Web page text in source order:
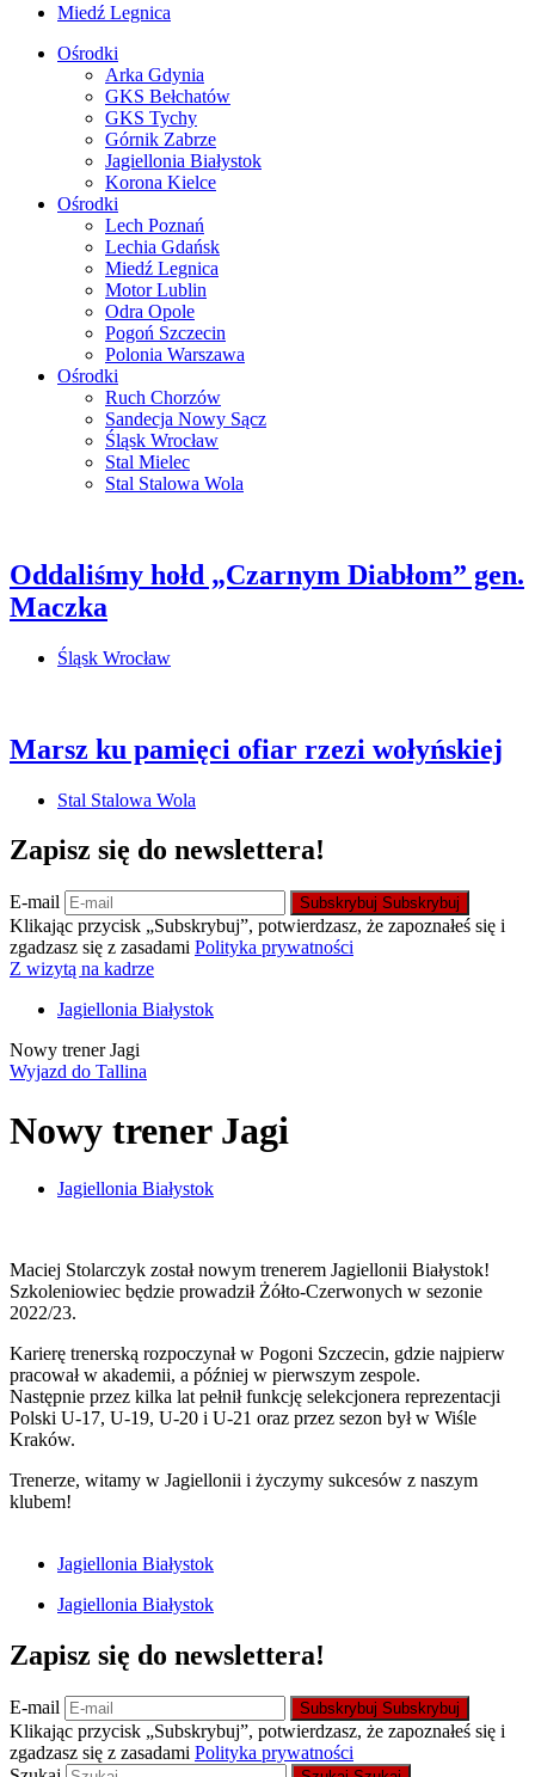
Miedź Legnica
Ośrodki
Arka Gdynia
GKS Bełchatów
GKS Tychy
Górnik Zabrze
Jagiellonia Białystok
Korona Kielce
Ośrodki
Lech Poznań
Lechia Gdańsk
Miedź Legnica
Motor Lublin
Odra Opole
Pogoń Szczecin
Polonia Warszawa
Ośrodki
Ruch Chorzów
Sandecja Nowy Sącz
Śląsk Wrocław
Stal Mielec
Stal Stalowa Wola
Oddaliśmy hołd „Czarnym Diabłom” gen.
Maczka
Śląsk Wrocław
Marsz ku pamięci ofiar rzezi wołyńskiej
Stal Stalowa Wola
Zapisz się do newslettera!
E-mail Subskrybuj Subskrybuj
Klikając przycisk „Subskrybuj”, potwierdzasz, że zapoznałeś się i
zgadzasz się z zasadami Polityka prywatności
Z wizytą na kadrze
Jagiellonia Białystok
Nowy trener Jagi
Wyjazd do Tallina
Nowy trener Jagi
Jagiellonia Białystok
Maciej Stolarczyk został nowym trenerem Jagiellonii Białystok!
Szkoleniowiec będzie prowadził Żółto-Czerwonych w sezonie
2022/23.
Karierę trenerską rozpoczynał w Pogoni Szczecin, gdzie najpierw
pracował w akademii, a później w pierwszym zespole.
Następnie przez kilka lat pełnił funkcję selekcjonera reprezentacji
Polski U-17, U-19, U-20 i U-21 oraz przez sezon był w Wiśle
Kraków.
Trenerze, witamy w Jagiellonii i życzymy sukcesów z naszym
klubem!
Jagiellonia Białystok
Jagiellonia Białystok
Zapisz się do newslettera!
E-mail Subskrybuj Subskrybuj
Klikając przycisk „Subskrybuj”, potwierdzasz, że zapoznałeś się i
zgadzasz się z zasadami Polityka prywatności